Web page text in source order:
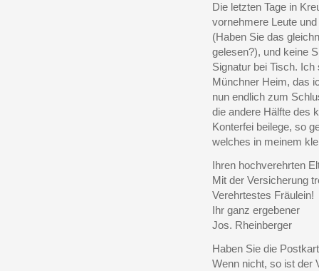
Die letzten Tage in
vornehmere Leute
(Haben Sie das
gelesen?), und keine
Signatur bei Tisch.
Münchner Heim, das
nun endlich zum
die andere Hälfte des
Konterfei beilege, so
welches in meinem
Ihren hochverehrten
Mit der Versicherung
Verehrtestes Fräulein!
Ihr ganz ergebener
Jos. Rheinberger
Haben Sie die
Wenn nicht, so ist der